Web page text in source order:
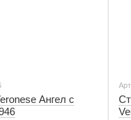
Ангел с